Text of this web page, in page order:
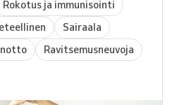
Rokotus ja immunisointi
Sairaala
Ravitsemusneuvoja